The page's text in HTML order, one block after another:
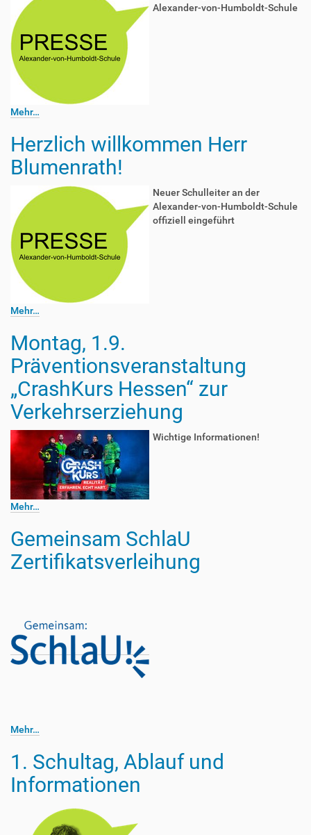
Alexander-von-Humboldt-Schule
Mehr…
Herzlich willkommen Herr
Blumenrath!
Neuer Schulleiter an der
Alexander-von-Humboldt-Schule
offiziell eingeführt
Mehr…
Montag, 1.9.
Präventionsveranstaltung
„CrashKurs Hessen“ zur
Verkehrserziehung
Wichtige Informationen!
Mehr…
Gemeinsam SchlaU
Zertifikatsverleihung
Mehr…
1. Schultag, Ablauf und
Informationen